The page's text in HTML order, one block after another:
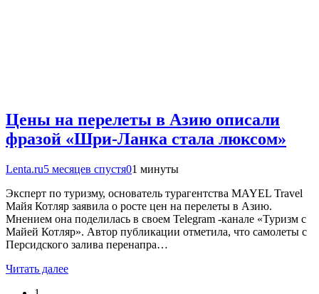
Цены на перелеты в Азию описали
фразой «Шри-Ланка стала люксом»
Lenta.ru5 месяцев спустя01 минуты
Эксперт по туризму, основатель турагентства MAYEL Travel
Майя Котляр заявила о росте цен на перелеты в Азию.
Мнением она поделилась в своем Telegram -канале «Туризм с
Майей Котляр». Автор публикации отметила, что самолеты с
Персидского залива перенапра…
Читать далее